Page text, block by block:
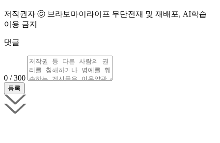
저작권자 ⓒ 브라보마이라이프 무단전재 및 재배포, AI학습
이용 금지
댓글
0 / 300